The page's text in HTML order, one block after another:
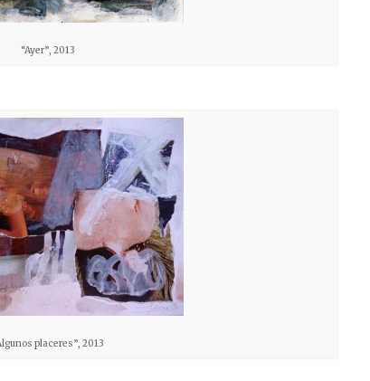
“Ayer”, 2013
placeres”, 2013